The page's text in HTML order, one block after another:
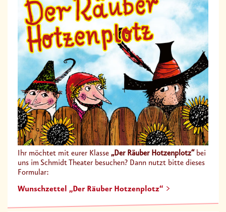
Ihr möchtet mit eurer Klasse „Der Räuber Hotzenplotz“ bei
uns im Schmidt Theater besuchen? Dann nutzt bitte dieses
Formular:
Wunschzettel „Der Räuber Hotzenplotz“